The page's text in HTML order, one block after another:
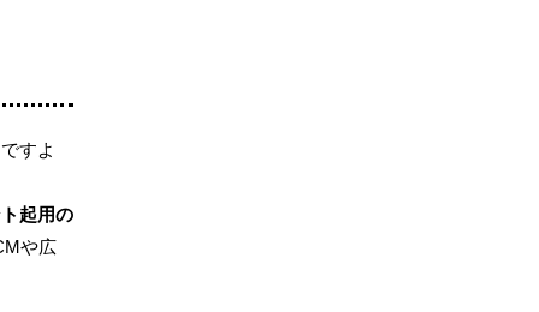
すよ
起用の
や広